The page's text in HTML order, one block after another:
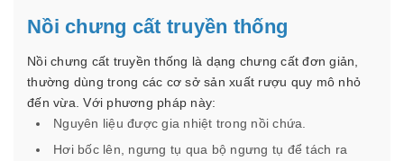
Nồi chưng cất truyền thống
Nồi chưng cất truyền thống là dạng chưng cất đơn giản,
thường dùng trong các cơ sở sản xuất rượu quy mô nhỏ
đến vừa. Với phương pháp này:
Nguyên liệu được gia nhiệt trong nồi chứa.
Hơi bốc lên, ngưng tụ qua bộ ngưng tụ để tách ra